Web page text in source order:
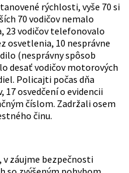
rýchlosti, vyše 70 si
70 vodičov nemalo
23 vodičov telefonovalo
osvetlenia, 10 nesprávne
(nesprávny spôsob
desať vodičov motorových
Policajti počas dňa
17 osvedčení o evidencii
číslom. Zadržali osem
činu.
v záujme bezpečnosti